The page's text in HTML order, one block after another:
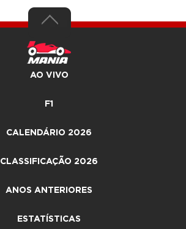
AO VIVO
F1
CALENDÁRIO 2026
CLASSIFICAÇÃO 2026
ANOS ANTERIORES
ESTATÍSTICAS